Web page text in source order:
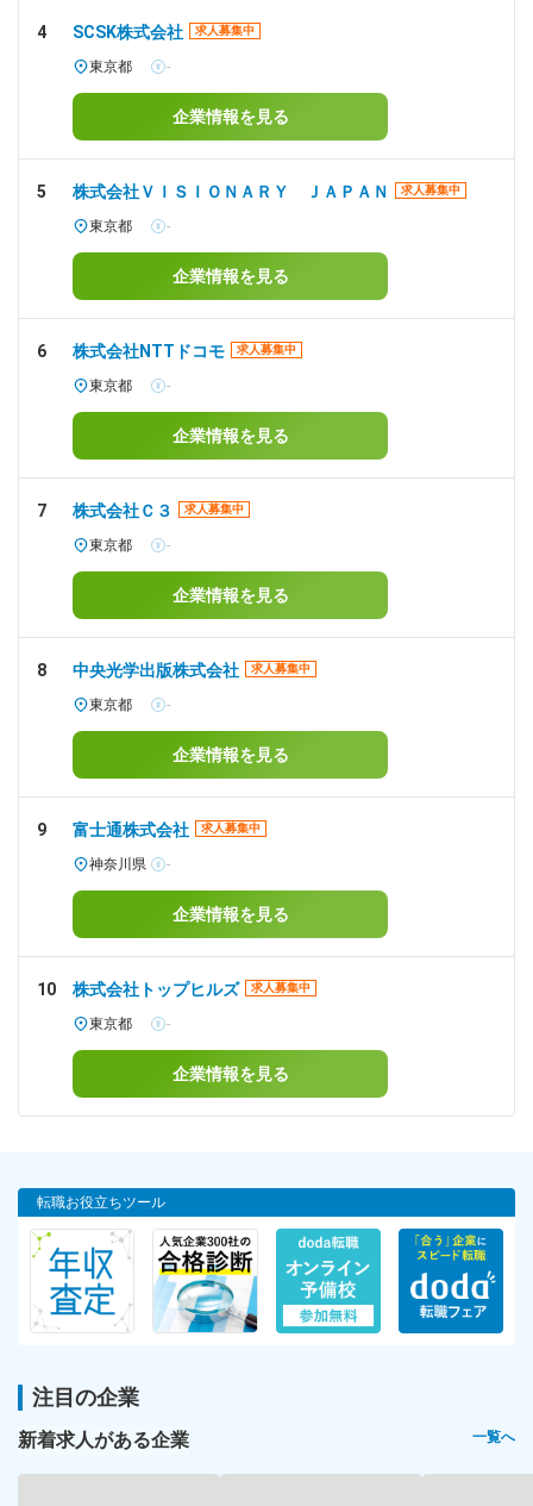
4 SCSK株式会社 求人募集中
東京都 -
企業情報を見る
5 株式会社ＶＩＳＩＯＮＡＲＹ ＪＡＰＡＮ 求人募集中
東京都 -
企業情報を見る
6 株式会社NTTドコモ 求人募集中
東京都 -
企業情報を見る
7 株式会社Ｃ３ 求人募集中
東京都 -
企業情報を見る
8 中央光学出版株式会社 求人募集中
東京都 -
企業情報を見る
9 富士通株式会社 求人募集中
神奈川県 -
企業情報を見る
10 株式会社トップヒルズ 求人募集中
東京都 -
企業情報を見る
転職お役立ちツール
注目の企業
新着求人がある企業 一覧へ